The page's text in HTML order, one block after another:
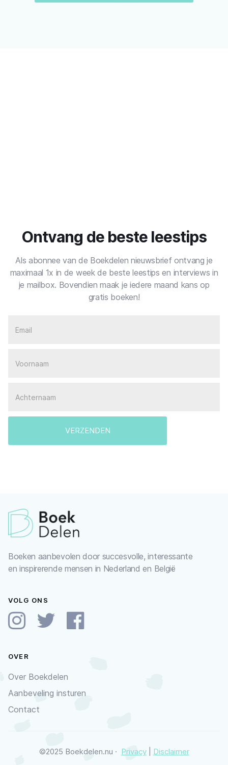
Ontvang de beste leestips
Als abonnee van de Boekdelen nieuwsbrief ontvang je
maximaal 1x in de week de beste leestips en interviews in
je mailbox. Bovendien maak je iedere maand kans op
gratis boeken!
Boeken aanbevolen door succesvolle, interessante
en inspirerende mensen in Nederland en België
VOLG ONS
OVER
Over Boekdelen
Aanbeveling insturen
Contact
©2025 Boekdelen.nu · Privacy| Disclaimer